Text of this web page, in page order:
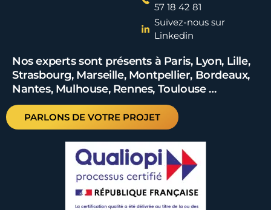
57 18 42 81
Suivez-nous sur
Linkedin
Nos experts sont présents à Paris, Lyon, Lille,
Strasbourg, Marseille, Montpellier, Bordeaux,
Nantes, Mulhouse, Rennes, Toulouse …
PARLONS DE VOTRE PROJET